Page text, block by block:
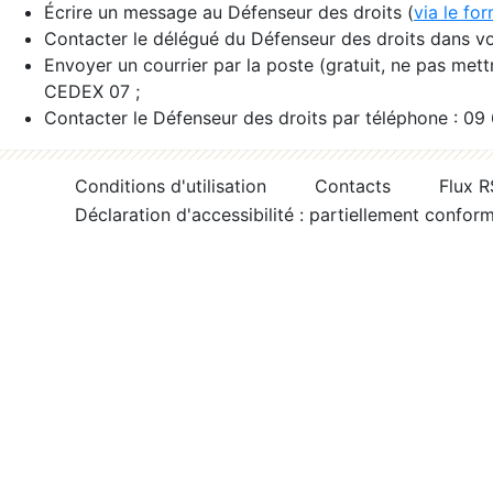
Écrire un message au Défenseur des droits (via le
Contacter le délégué du Défenseur des droits dans
Envoyer un courrier par la poste (gratuit, ne pas
CEDEX 07 ;
Contacter le Défenseur des droits par téléphone :
Conditions d'utilisation Contacts
Flux
Déclaration d'accessibilité : partiellement